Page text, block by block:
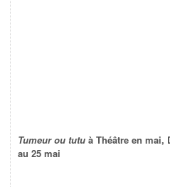
Tumeur ou tutu à Théâtre en mai,
au 25 mai